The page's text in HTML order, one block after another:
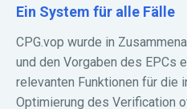
Ein System für alle Fälle
CPG.vop wurde in
und den Vorgaben des EPCs
relevanten Funktionen für die
Optimierung des Verification